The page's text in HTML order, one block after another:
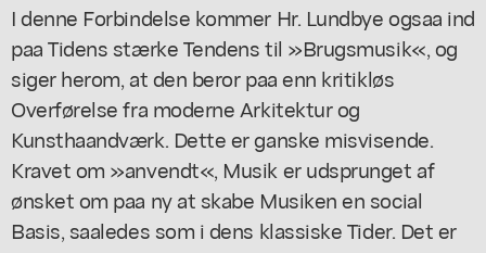
I denne Forbindelse kommer Hr. Lundbye ogsaa ind
paa Tidens stærke Tendens til »Brugsmusik«, og
siger herom, at den beror paa enn kritikløs
Overførelse fra moderne Arkitektur og
Kunsthaandværk. Dette er ganske misvisende.
Kravet om »anvendt«, Musik er udsprunget af
ønsket om paa ny at skabe Musiken en social
Basis, saaledes som i dens klassiske Tider. Det er